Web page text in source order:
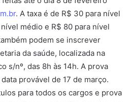
. A taxa é de R$ 30 para nível
médio e R$ 80 para nível
podem se inscrever
da saúde, localizada na
s/nº, das 8h às 14h. A prova
provável de 17 de março.
para todos os cargos e prova